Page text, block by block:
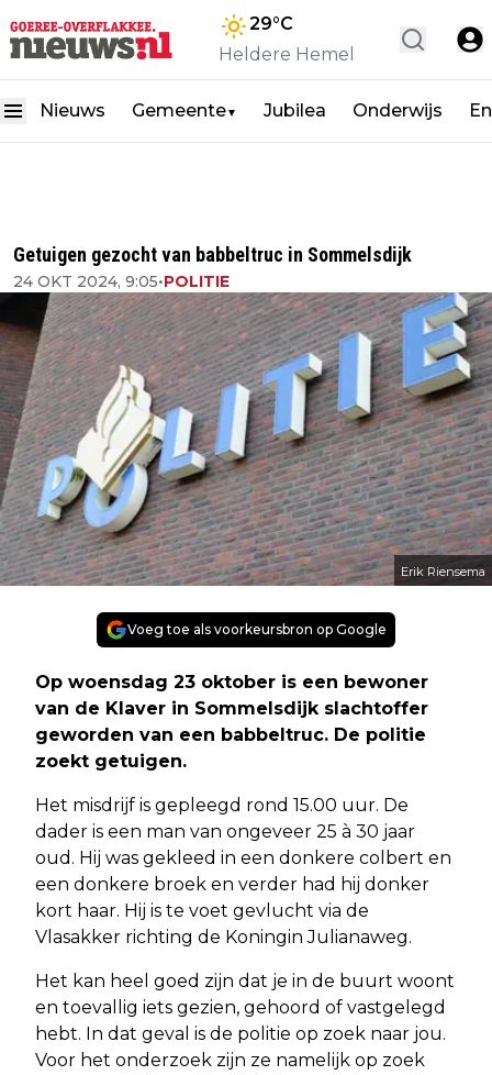
29°C
Heldere Hemel
Nieuws Gemeente▼ Jubilea Onderwijs
Getuigen gezocht van babbeltruc in Sommelsdijk
24 OKT 2024, 9:05•POLITIE
Erik Riensema
Voeg toe als voorkeursbron op Google
Op woensdag 23 oktober is een bewoner
van de Klaver in Sommelsdijk slachtoffer
geworden van een babbeltruc. De politie
zoekt getuigen.
Het misdrijf is gepleegd rond 15.00 uur. De
dader is een man van ongeveer 25 à 30 jaar
oud. Hij was gekleed in een donkere colbert en
een donkere broek en verder had hij donker
kort haar. Hij is te voet gevlucht via de
Vlasakker richting de Koningin Julianaweg.
Het kan heel goed zijn dat je in de buurt woont
en toevallig iets gezien, gehoord of vastgelegd
hebt. In dat geval is de politie op zoek naar jou.
Voor het onderzoek zijn ze namelijk op zoek